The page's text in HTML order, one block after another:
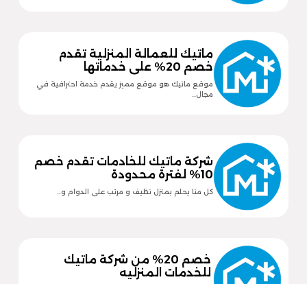
ماتيك للعمالة المنزلية تقدم
خصم 20% على خدماتها
موقع ماتيك هو موقع مميز يقدم خدمة احترافية في
مجال…
شركة ماتيك للخادمات تقدم خصم
10% لفترة محدودة
كل منا يحلم بمنزل نظيف و مرتب على الدوام و…
خصم 20% من شركة ماتيك
للخدمات المنزليه